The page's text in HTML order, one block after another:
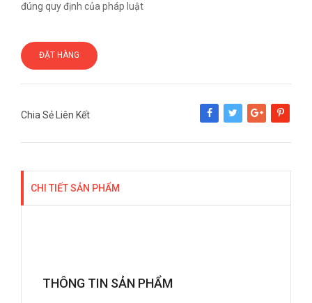
đúng quy định của pháp luật
ĐẶT HÀNG
Chia Sẻ Liên Kết
Share Tweet Google+Pinterest
CHI TIẾT SẢN PHẨM
THÔNG TIN SẢN PHẨM